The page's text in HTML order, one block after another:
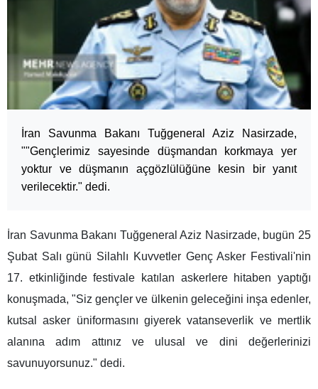
İran Savunma Bakanı Tuğgeneral Aziz Nasirzade,
""Gençlerimiz sayesinde düşmandan korkmaya yer
yoktur ve düşmanın açgözlülüğüne kesin bir yanıt
verilecektir." dedi.
İran Savunma Bakanı Tuğgeneral Aziz Nasirzade, bugün 25
Şubat Salı günü Silahlı Kuvvetler Genç Asker Festivali'nin
17. etkinliğinde festivale katılan askerlere hitaben yaptığı
konuşmada, "Siz gençler ve ülkenin geleceğini inşa edenler,
kutsal asker üniformasını giyerek vatanseverlik ve mertlik
alanına adım attınız ve ulusal ve dini değerlerinizi
savunuyorsunuz." dedi.